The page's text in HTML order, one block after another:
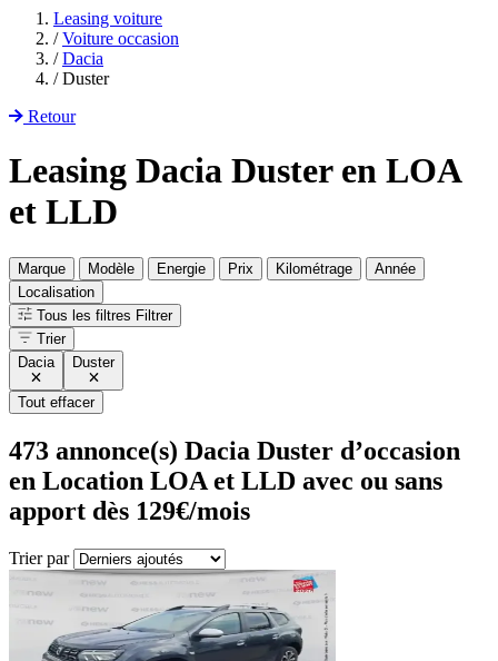
Leasing voiture
/ Voiture occasion
/ Dacia
/ Duster
Retour
Leasing Dacia Duster en LOA
et LLD
Marque Modèle Energie Prix Kilométrage
Année
Localisation
Tous les filtres Filtrer
Trier
Dacia
Duster
Tout effacer
473 annonce(s) Dacia Duster d’occasion
en Location LOA et LLD avec ou sans
apport dès 129€/mois
Trier par